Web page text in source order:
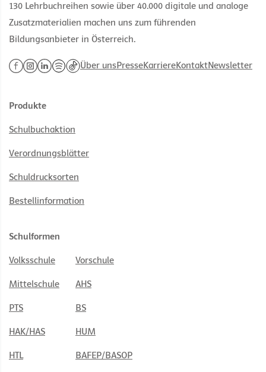
130 Lehrbuchreihen sowie über 40.000 digitale und analoge
Zusatzmaterialien machen uns zum führenden
Bildungsanbieter in Österreich.
Über unsPresseKarriereKontaktNewsletter
Produkte
Schulbuchaktion
Verordnungsblätter
Schuldrucksorten
Bestellinformation
Schulformen
Volksschule Vorschule
Mittelschule AHS
PTS BS
HAK/HAS HUM
HTL BAFEP/BASOP